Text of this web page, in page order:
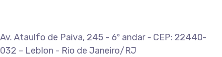
Av. Ataulfo de Paiva, 245 - 6º andar - CEP: 22440-
032 – Leblon - Rio de Janeiro/RJ